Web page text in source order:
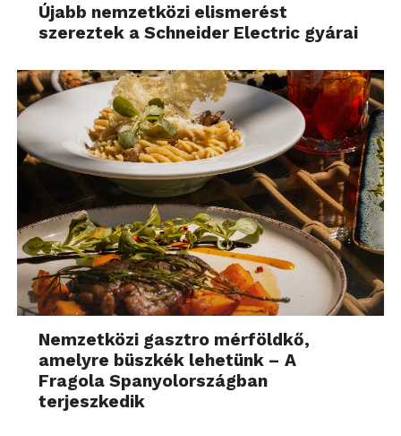
Újabb nemzetközi elismerést
szereztek a Schneider Electric gyárai
Nemzetközi gasztro mérföldkő,
amelyre büszkék lehetünk – A
Fragola Spanyolországban
terjeszkedik